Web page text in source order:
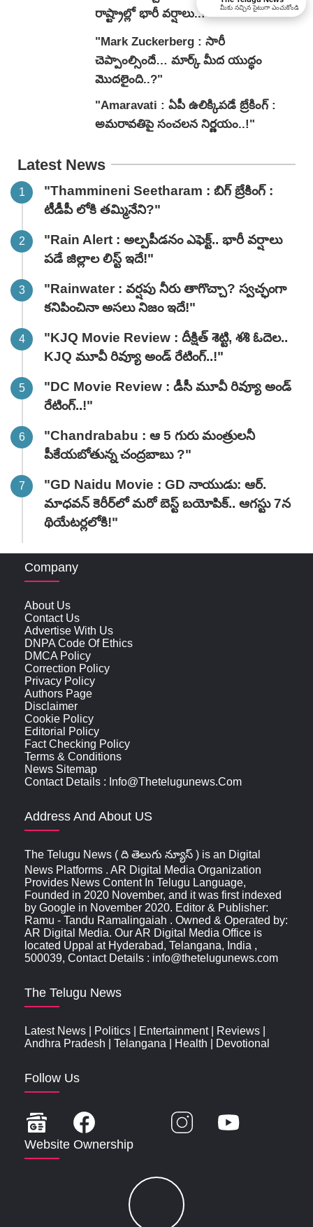
రాష్ట్రాల్లో భారీ వ‌ర్షాలు..!"
"Mark Zuckerberg : సారీ
చెప్పాంల్సిందే… మార్క్ మీద యుద్ధం
మొదలైంది..?"
"Amaravati : ఏపీ ఉలిక్కిపడే బ్రేకింగ్ :
అమరావతిపై సంచలన నిర్ణయం..!"
Latest News
"Thammineni Seetharam : బిగ్ బ్రేకింగ్ :
టీడీపీ లోకి తమ్మినేని?"
"Rain Alert : అల్పపీడనం ఎఫెక్ట్.. భారీ వర్షాలు
పడే జిల్లాల లిస్ట్ ఇదే!"
"Rainwater : వర్షపు నీరు తాగొచ్చా? స్వచ్ఛంగా
కనిపించినా అసలు నిజం ఇదే!"
"KJQ Movie Review : దీక్షిత్ శెట్టి, శశి ఓదెల..
KJQ మూవీ రివ్యూ అండ్ రేటింగ్‌..!"
"DC Movie Review : డీసీ మూవీ రివ్యూ అండ్
రేటింగ్‌..!"
"Chandrababu : ఆ 5 గురు మంత్రులనీ
పీకేయబోతున్న చంద్రబాబు ?"
"GD Naidu Movie : GD నాయుడు: ఆర్.
మాధవన్‌ కెరీర్‌లో మరో బెస్ట్ బయోపిక్.. ఆగస్టు 7న
థియేటర్లలోకి!"
Company
About Us
Contact Us
Advertise With Us
DNPA Code Of Ethics
DMCA Policy
Correction Policy
Privacy Policy
Authors Page
Disclaimer
Cookie Policy
Editorial Policy
Fact Checking Policy
Terms & Conditions
News Sitemap
Contact Details : Info@thetelugunews.com
Address And About US
The Telugu News ( ది తెలుగు న్యూస్‌ ) is an Digital
News Platforms . AR Digital Media Organization
Provides News Content In Telugu Language,
Founded in 2020 November, and it was first indexed
by Google in November 2020. Editor & Publisher:
Ramu - Tandu Ramalingaiah . Owned & Operated by:
AR Digital Media. Our AR Digital Media Office is
located Uppal at Hyderabad, Telangana, India ,
500039, Contact Details : info@thetelugunews.com
The Telugu News
Latest News Politics Entertainment| Reviews
Andhra Pradesh
Telangana Health Devotional
Follow Us
Website Ownership
మీకు నచ్చిన సైటుగా ఎంచుకోండి